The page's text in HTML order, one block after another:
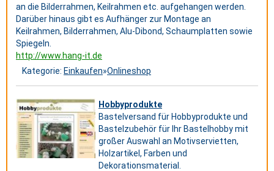
an die Bilderrahmen, Keilrahmen etc. aufgehangen werden.
Darüber hinaus gibt es Aufhänger zur Montage an
Keilrahmen, Bilderrahmen, Alu-Dibond, Schaumplatten sowie
Spiegeln.
http://www.hang-it.de
Kategorie: Einkaufen»Onlineshop
Hobbyprodukte
Bastelversand für Hobbyprodukte und
Bastelzubehör für Ihr Bastelhobby mit
großer Auswahl an Motivservietten,
Holzartikel, Farben und
Dekorationsmaterial.